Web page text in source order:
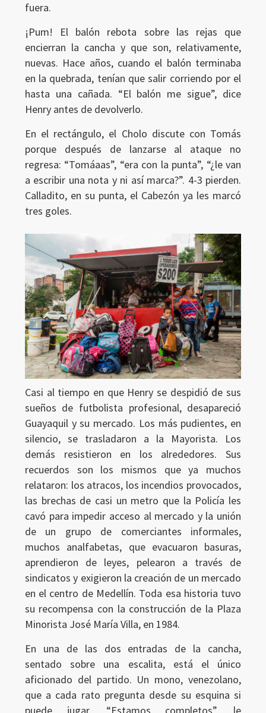
fuera.
¡Pum! El balón rebota sobre las rejas que
encierran la cancha y que son, relativamente,
nuevas. Hace años, cuando el balón terminaba
en la quebrada, tenían que salir corriendo por el
hasta una cañada. “El balón me sigue”, dice
Henry antes de devolverlo.
En el rectángulo, el Cholo discute con Tomás
porque después de lanzarse al ataque no
regresa: “Tomáaas”, “era con la punta”, “¿le van
a escribir una nota y ni así marca?”. 4-3 pierden.
Calladito, en su punta, el Cabezón ya les marcó
tres goles.
Casi al tiempo en que Henry se despidió de sus
sueños de futbolista profesional, desapareció
Guayaquil y su mercado. Los más pudientes, en
silencio, se trasladaron a la Mayorista. Los
demás resistieron en los alrededores. Sus
recuerdos son los mismos que ya muchos
relataron: los atracos, los incendios provocados,
las brechas de casi un metro que la Policía les
cavó para impedir acceso al mercado y la unión
de un grupo de comerciantes informales,
muchos analfabetas, que evacuaron basuras,
aprendieron de leyes, pelearon a través de
sindicatos y exigieron la creación de un mercado
en el centro de Medellín. Toda esa historia tuvo
su recompensa con la construcción de la Plaza
Minorista José María Villa, en 1984.
En una de las dos entradas de la cancha,
sentado sobre una escalita, está el único
aficionado del partido. Un mono, venezolano,
que a cada rato pregunta desde su esquina si